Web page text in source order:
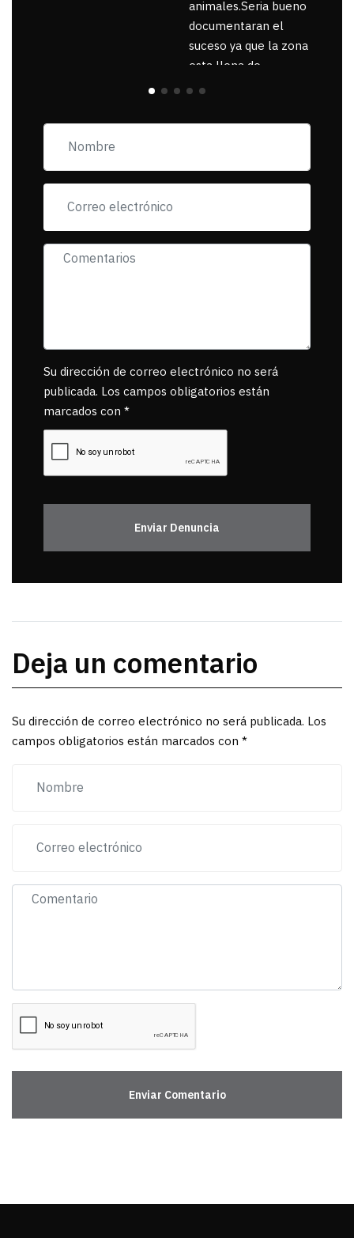
animales.Seria bueno
documentaran el
suceso ya que la zona
esta llena de
pancartas de
exigiendo al asesino
muerta.
Su dirección de correo electrónico no será
publicada. Los campos obligatorios están
marcados con *
Enviar Denuncia
Deja un comentario
Su dirección de correo electrónico no será publicada. Los
campos obligatorios están marcados con *
Enviar Comentario